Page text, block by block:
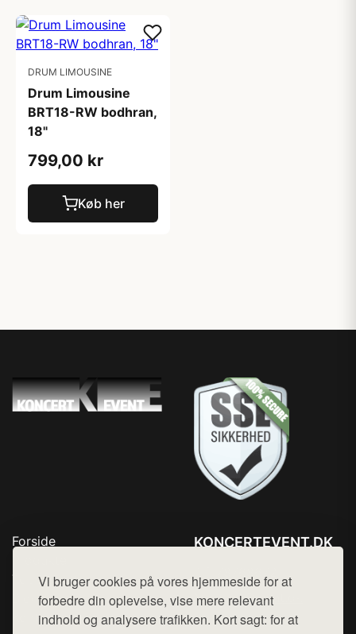
Vi bruger cookies på vores hjemmeside for at
forbedre din oplevelse, vise mere relevant
indhold og analysere trafikken. Kort sagt: for at
DRUM LIMOUSINE
Drum Limousine
BRT18-RW bodhran,
18"
799,00 kr
Køb her
Forside
Top Rabatter
Blog
Kontakt
KONCERTEVENT.DK
Mail: hej@want.dk
Cookie- og privatlivspolitik